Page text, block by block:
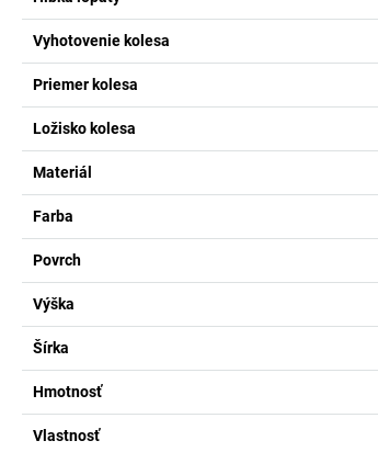
Vyhotovenie kolesa
Priemer kolesa
Ložisko kolesa
Materiál
Farba
Povrch
Výška
Šírka
Hmotnosť
Vlastnosť